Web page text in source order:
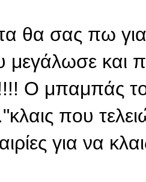
σας πω για
μεγάλωσε και
Ο μπαμπάς
που
για να